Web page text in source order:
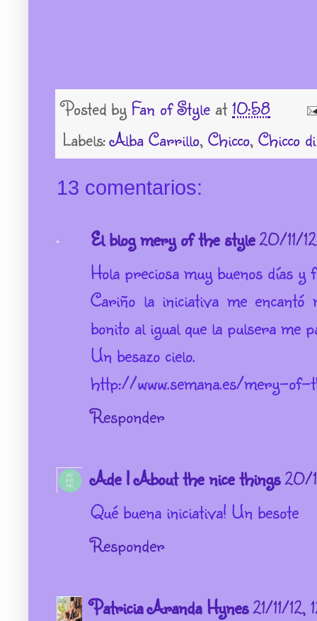
Posted by Fan of Style at 10:58
Labels:Alba Carrillo, Chicco, Chicco
13 comentarios:
El blog mery of the style20/11/
Hola preciosa muy buenos días y
Cariño la iniciativa me
bonito al igual que la pulsera me
Un besazo cielo.
http://www.semana.es/mery-
Responder
Ade | About the nice things20/
Qué buena iniciativa! Un besote
Responder
Patricia Aranda Hynes21/11/12,